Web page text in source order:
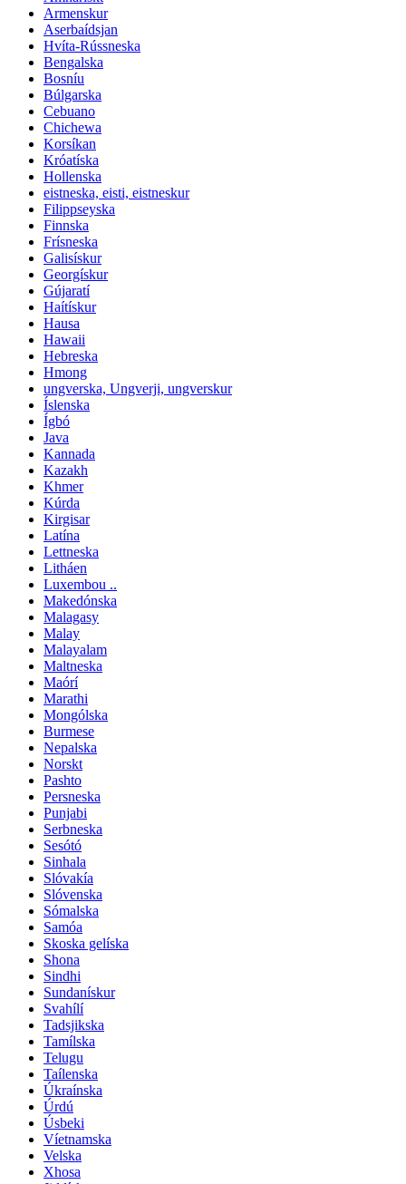
Armenskur
Aserbaídsjan
Hvíta-Rússneska
Bengalska
Bosníu
Búlgarska
Cebuano
Chichewa
Korsíkan
Króatíska
Hollenska
eistneska, eisti, eistneskur
Filippseyska
Finnska
Frísneska
Galisískur
Georgískur
Gújaratí
Haítískur
Hausa
Hawaii
Hebreska
Hmong
ungverska, Ungverji, ungverskur
Íslenska
Ígbó
Java
Kannada
Kazakh
Khmer
Kúrda
Kirgisar
Latína
Lettneska
Litháen
Luxembou ..
Makedónska
Malagasy
Malay
Malayalam
Maltneska
Maórí
Marathi
Mongólska
Burmese
Nepalska
Norskt
Pashto
Persneska
Punjabi
Serbneska
Sesótó
Sinhala
Slóvakía
Slóvenska
Sómalska
Samóa
Skoska gelíska
Shona
Sindhi
Sundanískur
Svahílí
Tadsjikska
Tamílska
Telugu
Taílenska
Úkraínska
Úrdú
Úsbeki
Víetnamska
Velska
Xhosa